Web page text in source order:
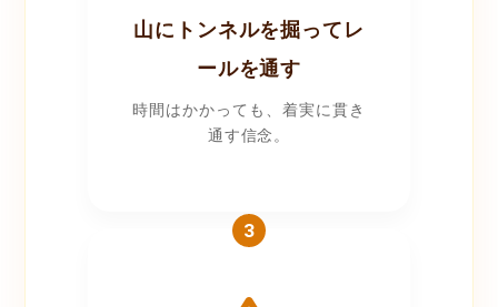
山にトンネルを掘ってレ
ールを通す
時間はかかっても、着実に貫き
通す信念。
3